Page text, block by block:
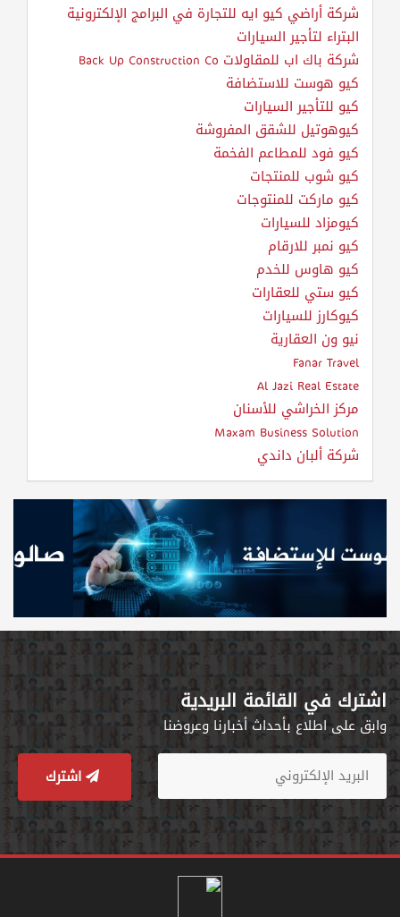
شركة أراضي كيو ايه للتجارة في البرامج الإلكترونية
البتراء لتأجير السيارات
شركة باك اب للمقاولات Back Up Construction Co
كيو هوست للاستضافة
كيو للتأجير السيارات
كيوهوتيل للشقق المفروشة
كيو فود للمطاعم الفخمة
كيو شوب للمنتجات
كيو ماركت للمنتوجات
كيومزاد للسيارات
كيو نمبر للارقام
كيو هاوس للخدم
كيو ستي للعقارات
كيوكارز للسيارات
نيو ون العقارية
Fanar Travel
Al Jazi Real Estate
مركز الخراشي للأسنان
Maxam Business Solution
شركة ألبان داندي
اشترك في القائمة البريدية
وابق على اطلاع بأحداث أخبارنا وعروضنا
اشترك